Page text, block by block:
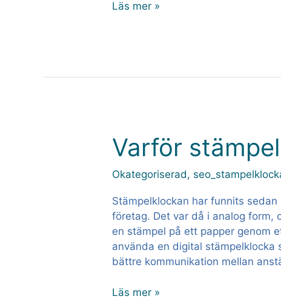
Läs mer »
Varför
Okategoriserad,
Stämpelklockan har funnits
företag. Det var då i analog
en stämpel på ett papper genom
använda en digital stämpelklocka
bättre kommunikation mellan
Varför
stämpelklocka?
Läs mer »